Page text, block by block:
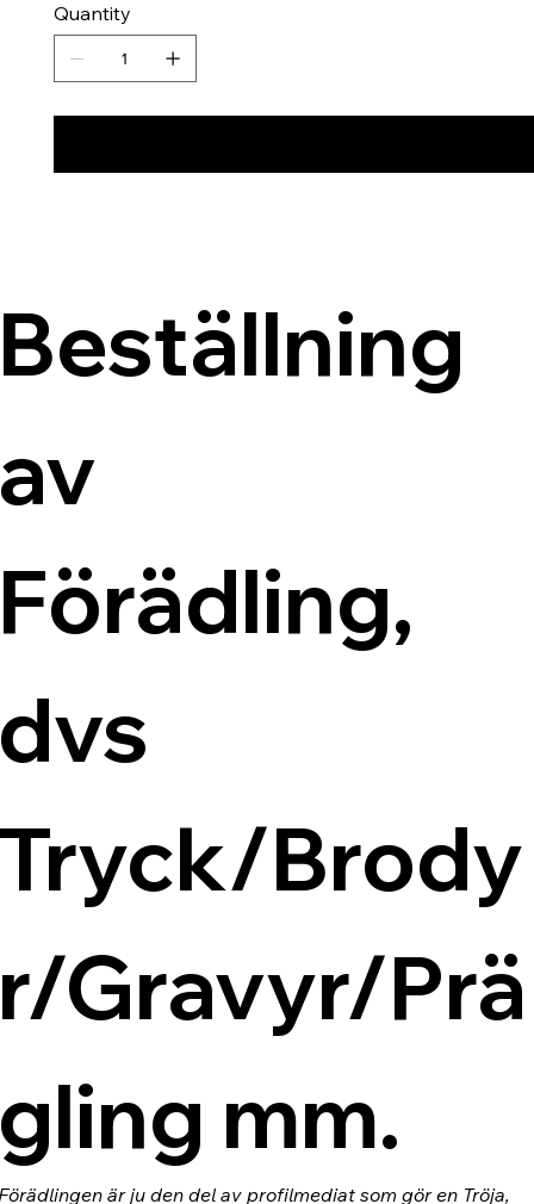
Quantity
Brody
Gravyr/Prä
mm.
är ju den del av profilmediat som gör en Tröja,